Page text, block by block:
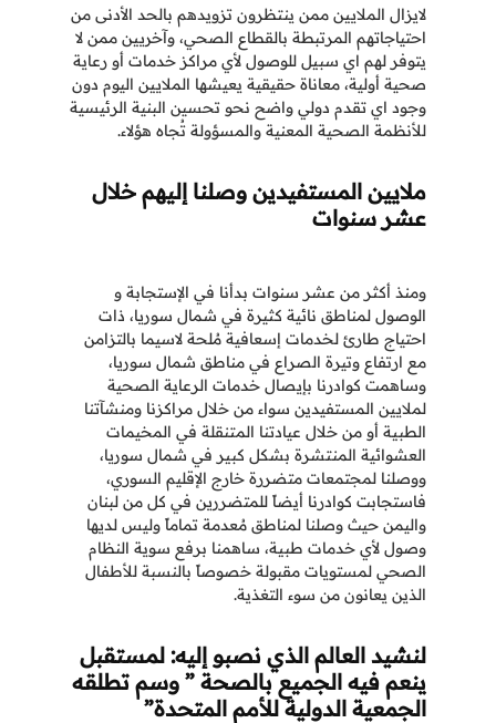
لايزال الملايين ممن ينتظرون تزويدهم بالحد الأدنى من
احتياجاتهم المرتبطة بالقطاع الصحي، وآخريين ممن لا
يتوفر لهم اي سبيل للوصول لأي مراكز خدمات أو رعاية
صحية أولية، معاناة حقيقية يعيشها الملايين اليوم دون
وجود اي تقدم دولي واضح نحو تحسين البنية الرئيسية
للأنظمة الصحية المعنية والمسؤولة تُجاه هؤلاء.
ملايين المستفيدين وصلنا إليهم خلال
عشر سنوات
ومنذ أكثر من عشر سنوات بدأنا في الإستجابة و
الوصول لمناطق نائية كثيرة في شمال سوريا، ذات
احتياج طارئ لخدمات إسعافية مُلحة لاسيما بالتزامن
مع ارتفاع وتيرة الصراع في مناطق شمال سوريا،
وساهمت كوادرنا بإيصال خدمات الرعاية الصحية
لملايين المستفيدين سواء من خلال مراكزنا ومنشآتنا
الطبية أو من خلال عيادتنا المتنقلة في المخيمات
العشوائية المنتشرة بشكل كبير في شمال سوريا،
ووصلنا لمجتمعات متضررة خارج الإقليم السوري،
فاستجابت كوادرنا أيضاً للمتضررين في كل من لبنان
واليمن حيث وصلنا لمناطق مُعدمة تماماً وليس لديها
وصول لأي خدمات طبية، ساهمنا برفع سوية النظام
الصحي لمستويات مقبولة خصوصاً بالنسبة للأطفال
الذين يعانون من سوء التغذية.
لنشيد العالم الذي نصبو إليه: لمستقبل
ينعم فيه الجميع بالصحة ” وسم تطلقه
الجمعية الدولية للأمم المتحدة”